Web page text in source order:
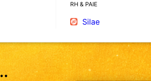
RH & PAIE
Silae